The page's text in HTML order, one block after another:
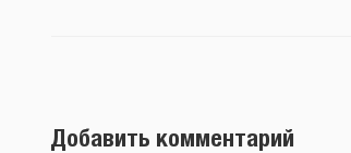
Добавить комментарий